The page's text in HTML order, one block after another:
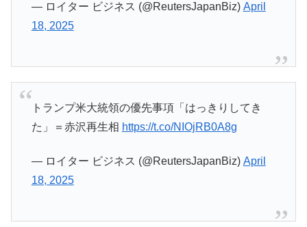
— ロイター ビジネス (@ReutersJapanBiz) April
18, 2025
トランプ米大統領の優先事項「はっきりしてき
た」＝赤沢再生相 https://t.co/NIOjRB0A8g
— ロイター ビジネス (@ReutersJapanBiz) April
18, 2025